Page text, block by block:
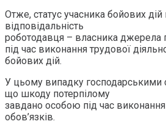
Отже, статус учасника бойових
відповідальність
роботодавця – власника джерела
під час виконання трудової
бойових дій.
У цьому випадку господарськими
що шкоду потерпілому
завдано особою під час
обов’язків.